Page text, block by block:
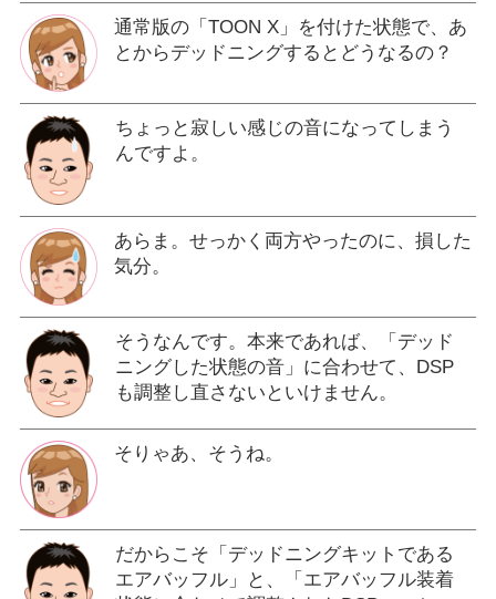
通常版の「TOON X」を付けた状態で、あ
とからデッドニングするとどうなるの？
ちょっと寂しい感じの音になってしまう
んですよ。
あらま。せっかく両方やったのに、損した
気分。
そうなんです。本来であれば、「デッド
ニングした状態の音」に合わせて、DSP
も調整し直さないといけません。
そりゃあ、そうね。
だからこそ「デッドニングキットである
エアバッフル」と、「エアバッフル装着